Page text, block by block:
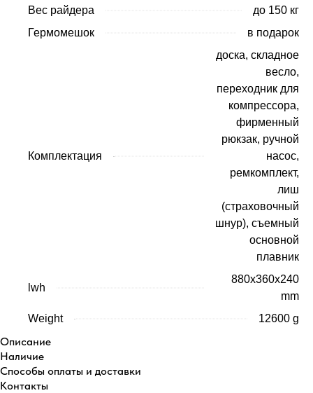
Вес райдера
до 150 кг
Гермомешок
в подарок
Комплектация
доска, складное
весло,
переходник для
компрессора,
фирменный
рюкзак, ручной
насос,
ремкомплект,
лиш
(страховочный
шнур), съемный
основной
плавник
lwh
880x360x240
mm
Weight
12600 g
Описание
Наличие
Способы оплаты и доставки
Контакты